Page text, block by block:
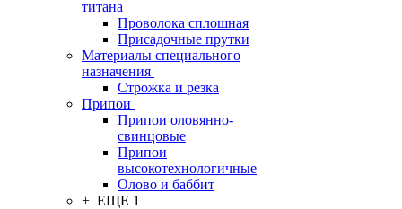
титана
Проволока сплошная
Присадочные прутки
Материалы специального
назначения
Строжка и резка
Припои
Припои оловянно-
свинцовые
Припои
высокотехнологичные
Олово и баббит
+ ЕЩЕ 1